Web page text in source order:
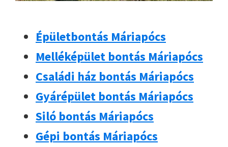
Épületbontás Máriapócs
Melléképület bontás Máriapócs
Családi ház bontás Máriapócs
Gyárépület bontás Máriapócs
Siló bontás Máriapócs
Gépi bontás Máriapócs